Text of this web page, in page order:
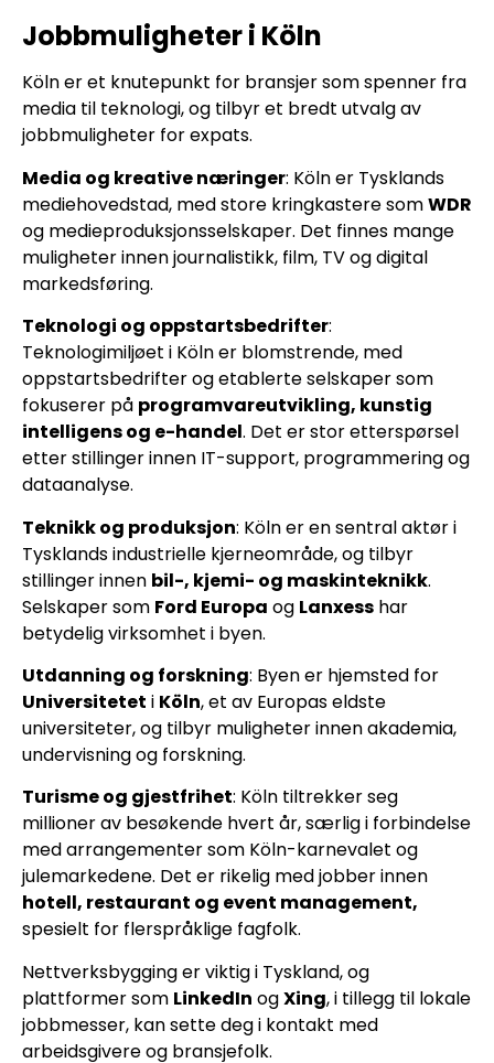
Jobbmuligheter i Köln
Köln er et knutepunkt for bransjer som spenner fra
media til teknologi, og tilbyr et bredt utvalg av
jobbmuligheter for expats.
Media og kreative næringer: Köln er Tysklands
mediehovedstad, med store kringkastere somWDR
og medieproduksjonsselskaper. Det finnes mange
muligheter innen journalistikk, film, TV og digital
markedsføring.
Teknologi og oppstartsbedrifter:
Teknologimiljøet i Köln er blomstrende, med
oppstartsbedrifter og etablerte selskaper som
fokuserer på programvareutvikling, kunstig
intelligens og e-handel. Det er stor etterspørsel
etter stillinger innen IT-support, programmering og
dataanalyse.
Teknikk og produksjon: Köln er en sentral aktør i
Tysklands industrielle kjerneområde, og tilbyr
stillinger innen bil-, kjemi- og maskinteknikk.
Selskaper som Ford Europa og Lanxess har
betydelig virksomhet i byen.
Utdanning og forskning: Byen er hjemsted for
Universitetet i Köln, et av Europas eldste
universiteter, og tilbyr muligheter innen akademia,
undervisning og forskning.
Turisme og gjestfrihet: Köln tiltrekker seg
millioner av besøkende hvert år, særlig i forbindelse
med arrangementer som Köln-karnevalet og
julemarkedene. Det er rikelig med jobber innen
hotell, restaurant og event management,
spesielt for flerspråklige fagfolk.
Nettverksbygging er viktig i Tyskland, og
plattformer som LinkedIn ogXing, i tillegg til lokale
jobbmesser, kan sette deg i kontakt med
arbeidsgivere og bransjefolk.